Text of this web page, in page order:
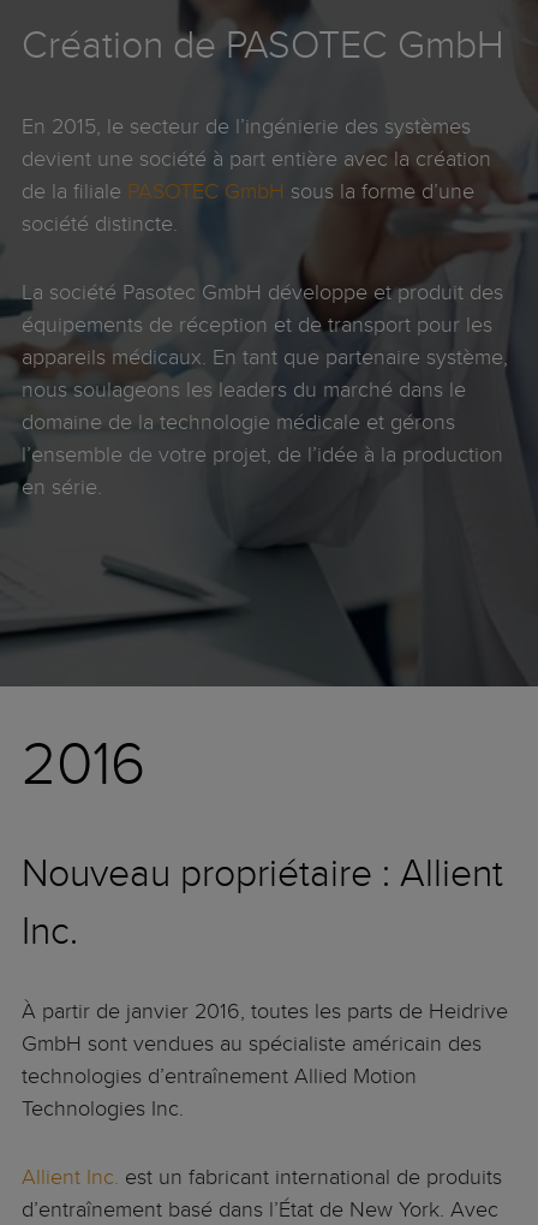
Création de PASOTEC GmbH
En 2015, le secteur de l’ingénierie des systèmes
devient une société à part entière avec la création
de la filiale PASOTEC GmbH sous la forme d’une
société distincte.
La société Pasotec GmbH développe et produit des
équipements de réception et de transport pour les
appareils médicaux. En tant que partenaire système,
nous soulageons les leaders du marché dans le
domaine de la technologie médicale et gérons
l’ensemble de votre projet, de l’idée à la production
en série.
2016
Nouveau propriétaire : Allient
Inc.
À partir de janvier 2016, toutes les parts de Heidrive
GmbH sont vendues au spécialiste américain des
technologies d’entraînement Allied Motion
Technologies Inc.
Allient Inc. est un fabricant international de produits
d’entraînement basé dans l’État de New York. Avec